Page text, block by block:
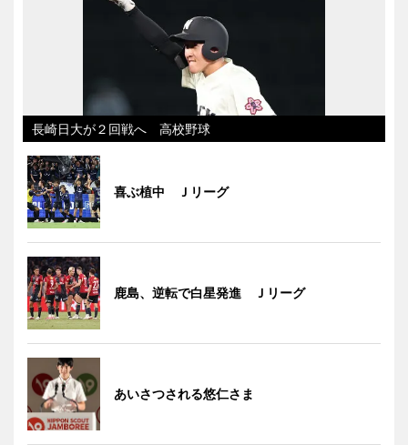
長崎日大が２回戦へ 高校野球
喜ぶ植中 Ｊリーグ
鹿島、逆転で白星発進 Ｊリーグ
あいさつされる悠仁さま